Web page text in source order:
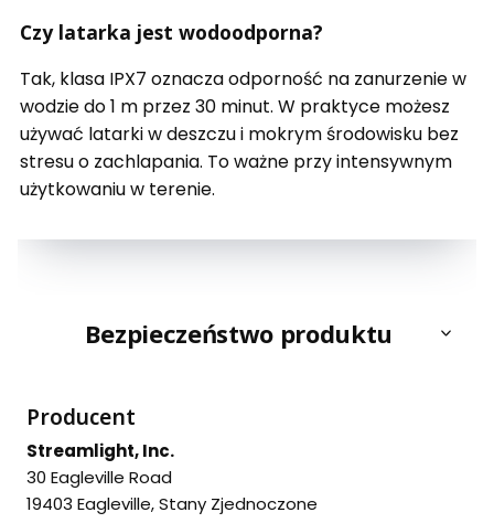
Czy latarka jest wodoodporna?
Tak, klasa IPX7 oznacza odporność na zanurzenie w
wodzie do 1 m przez 30 minut. W praktyce możesz
używać latarki w deszczu i mokrym środowisku bez
stresu o zachlapania. To ważne przy intensywnym
użytkowaniu w terenie.
Bezpieczeństwo produktu
Producent
Streamlight, Inc.
30 Eagleville Road
19403 Eagleville, Stany Zjednoczone